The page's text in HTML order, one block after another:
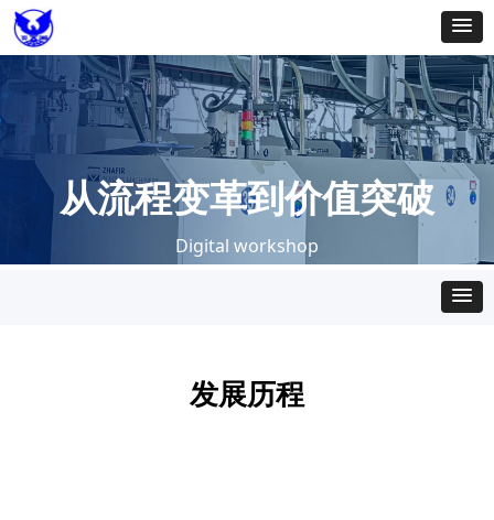
从流程变革到价值突破
Digital workshop
发展历程